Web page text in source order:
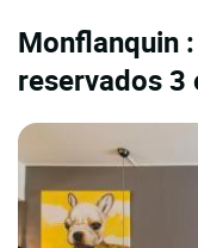
Monflanquin
reservados 3